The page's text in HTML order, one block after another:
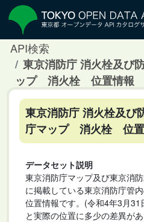
API検索
東京消防庁 消火栓及び
ップ 消火栓 位置情報
東京消防庁 消火栓及び
庁マップ 消火栓 位
データセット説明
東京消防庁マップ及び東京消
に掲載している東京消防庁管
位置情報です。(令和4年3月
と実際の位置に多少の差異が